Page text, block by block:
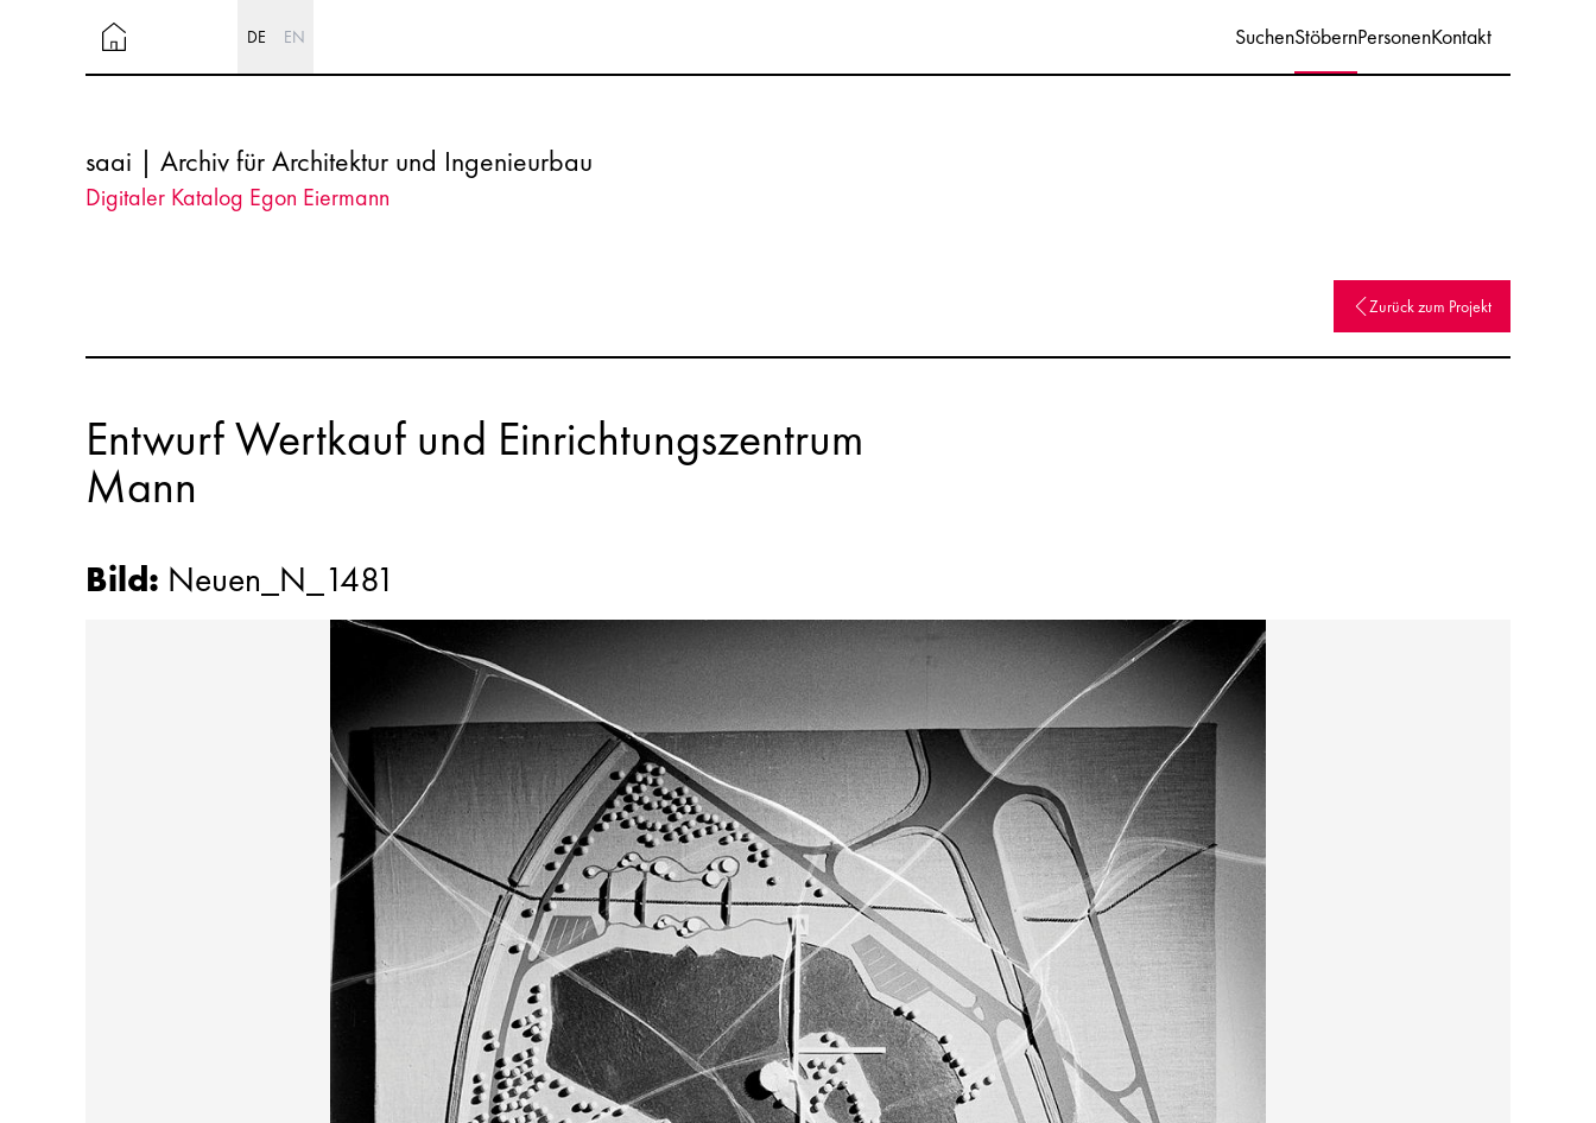
DE EN SuchenStöbernPersonenKontakt
saai | Archiv für Architektur und Ingenieurbau
Digitaler Katalog Egon Eiermann
Zurück zum Projekt
Entwurf Wertkauf und Einrichtungszentrum
Mann
Bild: Neuen_N_1481